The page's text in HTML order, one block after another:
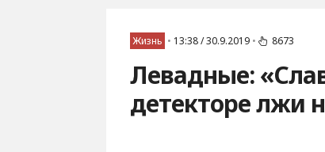
Жизнь • 13:38 / 30.9.2019 • 8673
Левадные:
детекторе лжи